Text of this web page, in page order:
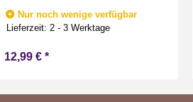
Flammen Effect für Drinnen
Warmweiß 11 cm hoch
Nur noch wenige verfügbar
Lieferzeit:2 - 3 Werktage
12,99 € *